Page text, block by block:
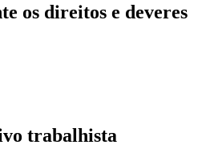
os direitos e deveres
trabalhista